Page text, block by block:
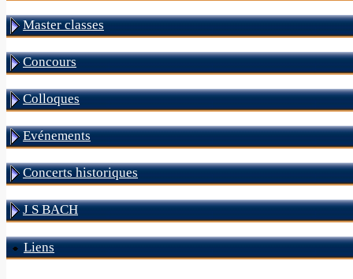
Master classes
Concours
Colloques
Evénements
Concerts historiques
J S BACH
Liens